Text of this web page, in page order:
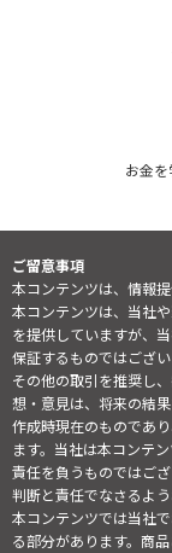
お金
ご留意事項
本コンテンツは、情報
本コンテンツは、当社
を提供していますが、
保証するものではござ
その他の取引を推奨し
想・意見は、将来の結
作成時現在のものであ
ます。当社は本コンテ
責任を負うものではご
判断と責任でなさるよう
本コンテンツでは当社
る部分があります。商